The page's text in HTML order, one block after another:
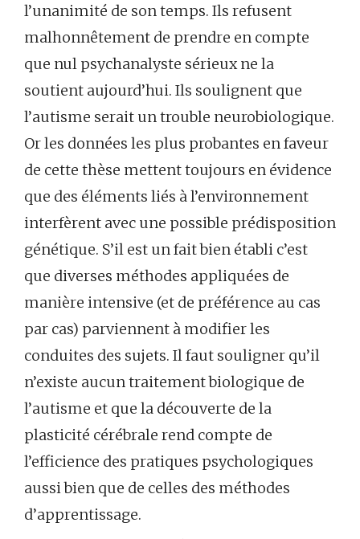
l’unanimité de son temps. Ils refusent
malhonnêtement de prendre en compte
que nul psychanalyste sérieux ne la
soutient aujourd’hui. Ils soulignent que
l’autisme serait un trouble neurobiologique.
Or les données les plus probantes en faveur
de cette thèse mettent toujours en évidence
que des éléments liés à l’environnement
interfèrent avec une possible prédisposition
génétique. S’il est un fait bien établi c’est
que diverses méthodes appliquées de
manière intensive (et de préférence au cas
par cas) parviennent à modifier les
conduites des sujets. Il faut souligner qu’il
n’existe aucun traitement biologique de
l’autisme et que la découverte de la
plasticité cérébrale rend compte de
l’efficience des pratiques psychologiques
aussi bien que de celles des méthodes
d’apprentissage.